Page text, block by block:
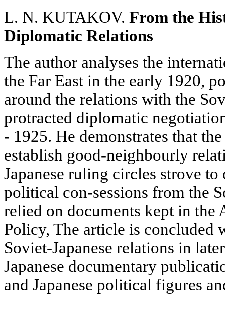
L. N. KUTAKOV. From the
Diplomatic Relations
The author analyses the
the Far East in the early 1920,
around the relations with the
protracted diplomatic
- 1925. He demonstrates that
establish good-neighbourly
Japanese ruling circles strove
political con-sessions from the
relied on documents kept in
Policy, The article is concluded
Soviet-Japanese relations in
Japanese documentary
and Japanese political figures